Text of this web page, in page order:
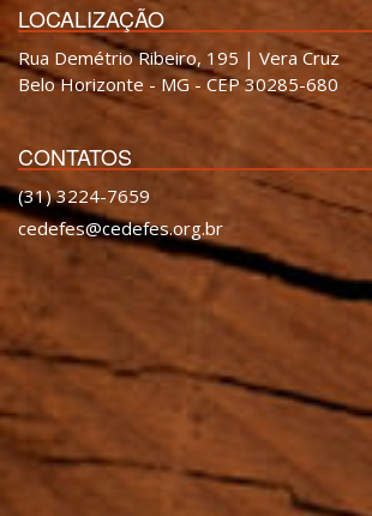
LOCALIZAÇÃO
Rua Demétrio Ribeiro, 195 | Vera Cruz
Belo Horizonte - MG - CEP 30285-680
CONTATOS
(31) 3224-7659
cedefes@cedefes.org.br